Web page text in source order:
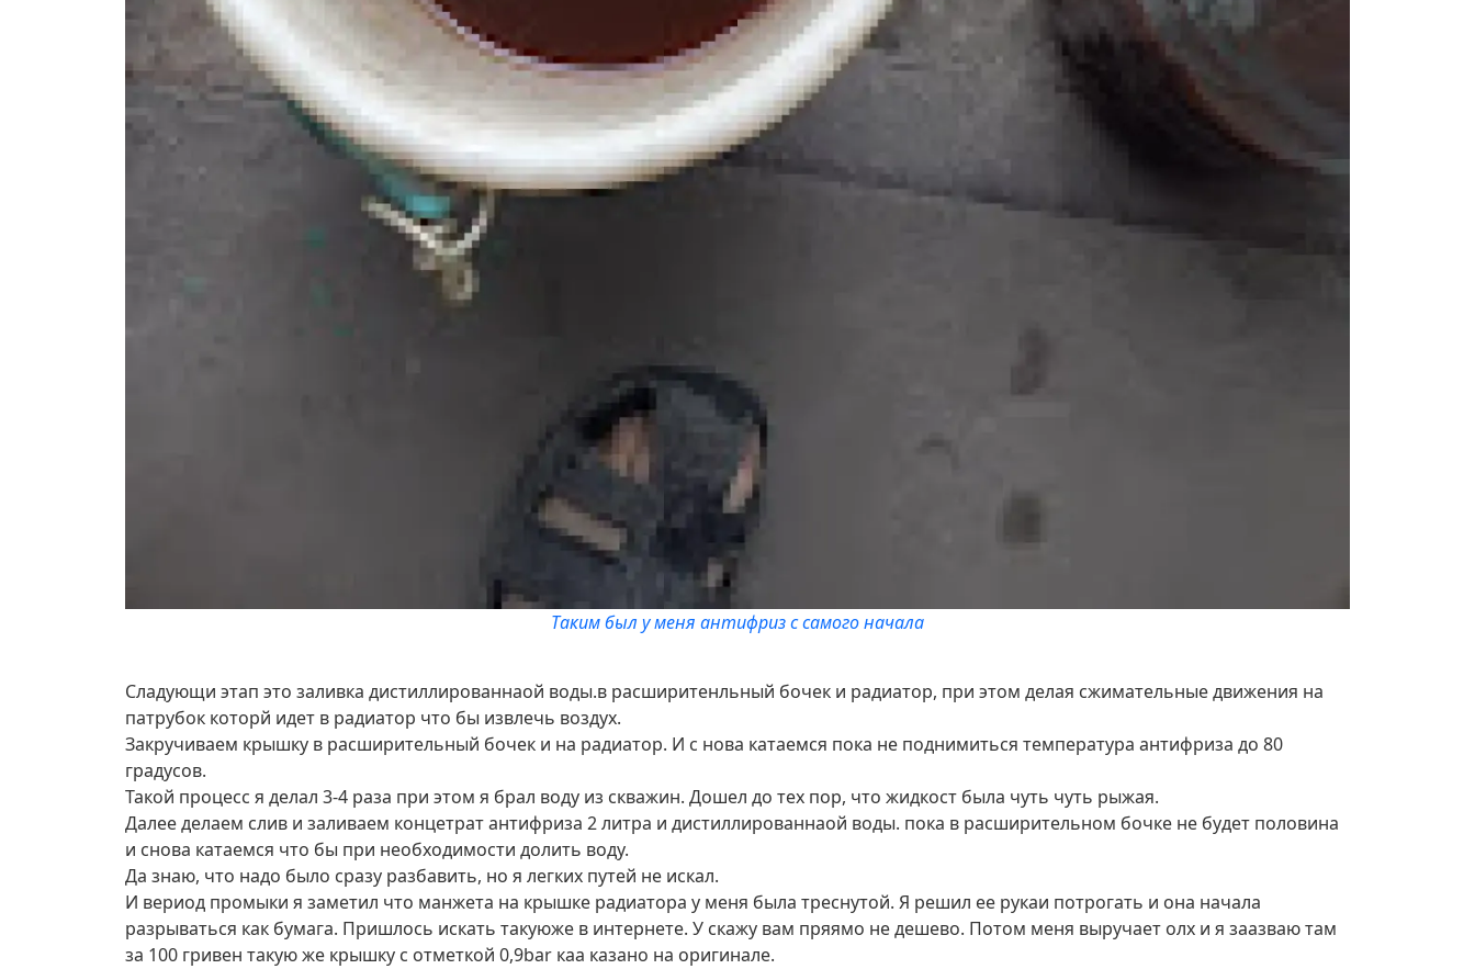
Таким был у меня антифриз с самого начала
Сладующи этап это заливка дистиллированнаой воды.в расширитенльный бочек и радиатор, при этом делая сжимательные движения на
патрубок которй идет в радиатор что бы извлечь воздух.
Закручиваем крышку в расширительный бочек и на радиатор. И с нова катаемся пока не поднимиться температура антифриза до 80
градусов.
Такой процесс я делал 3-4 раза при этом я брал воду из скважин. Дошел до тех пор, что жидкост была чуть чуть рыжая.
Далее делаем слив и заливаем концетрат антифриза 2 литра и дистиллированнаой воды. пока в расширительном бочке не будет половина
и снова катаемся что бы при необходимости долить воду.
Да знаю, что надо было сразу разбавить, но я легких путей не искал.
И вериод промыки я заметил что манжета на крышке радиатора у меня была треснутой. Я решил ее рукаи потрогать и она начала
разрываться как бумага. Пришлось искать такуюже в интернете. У скажу вам пряямо не дешево. Потом меня выручает олх и я заазваю там
за 100 гривен такую же крышку с отметкой 0,9bar каа казано на оригинале.